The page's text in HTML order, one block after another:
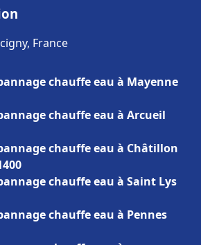
France
chauffe eau à Mayenne
chauffe eau à Arcueil
chauffe eau à Châtillon
chauffe eau à Saint Lys
chauffe eau à Pennes